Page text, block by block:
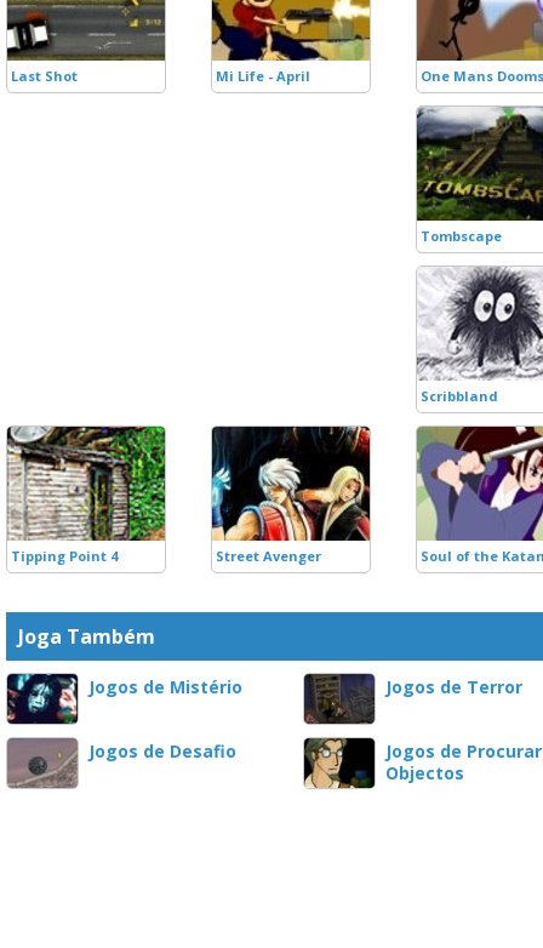
Last Shot Mi Life - April One Mans
Tombscape
Scribbland
Tipping Point 4 Street Avenger Soul of the
Joga Também
Jogos de Mistério Jogos de Terror
Jogos de Desafio
Jogos de Procurar
Objectos